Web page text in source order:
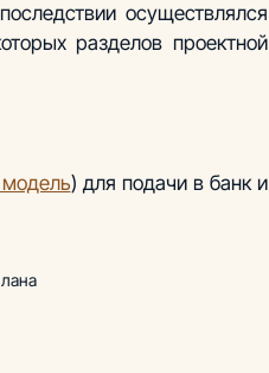
осуществлялся
разделов проектной
) для подачи в банк и
плана